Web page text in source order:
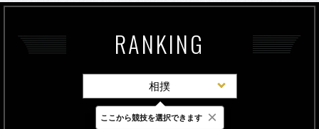
RANKING
相撲
最新 24時間 週間
ここから競技を選択できます ×